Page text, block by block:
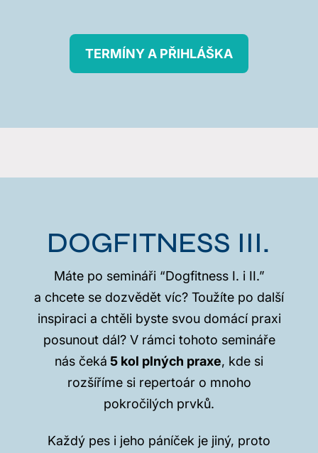
TERMÍNY A PŘIHLÁŠKA
DOGFITNESS III.
Máte po semináři “Dogfitness I. i II.”
a chcete se dozvědět víc? Toužíte po další
inspiraci a chtěli byste svou domácí praxi
posunout dál? V rámci tohoto semináře
nás čeká 5 kol plných praxe, kde si
rozšíříme si repertoár o mnoho
pokročilých prvků.
Každý pes i jeho páníček je jiný, proto